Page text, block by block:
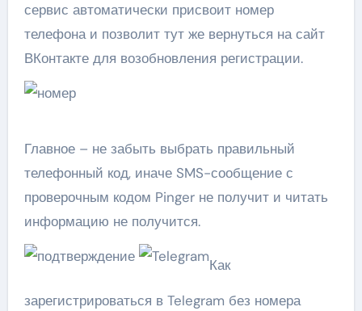
сервис автоматически присвоит номер
телефона и позволит тут же вернуться на сайт
ВКонтакте для возобновления регистрации.
Главное – не забыть выбрать правильный
телефонный код, иначе SMS-сообщение с
проверочным кодом Pinger не получит и читать
информацию не получится.
Как
зарегистрироваться в Telegram без номера